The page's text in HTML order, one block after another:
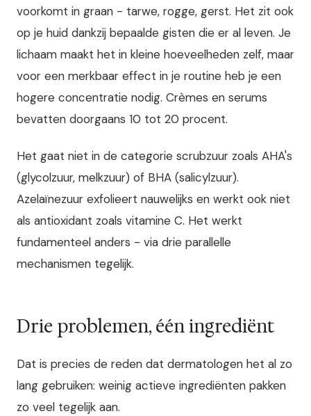
voorkomt in graan - tarwe, rogge, gerst. Het zit ook
op je huid dankzij bepaalde gisten die er al leven. Je
lichaam maakt het in kleine hoeveelheden zelf, maar
voor een merkbaar effect in je routine heb je een
hogere concentratie nodig. Crèmes en serums
bevatten doorgaans 10 tot 20 procent.
Het gaat niet in de categorie scrubzuur zoals AHA's
(glycolzuur, melkzuur) of BHA (salicylzuur).
Azelaïnezuur exfolieert nauwelijks en werkt ook niet
als antioxidant zoals vitamine C. Het werkt
fundamenteel anders - via drie parallelle
mechanismen tegelijk.
Drie problemen, één ingrediënt
Dat is precies de reden dat dermatologen het al zo
lang gebruiken: weinig actieve ingrediënten pakken
zo veel tegelijk aan.